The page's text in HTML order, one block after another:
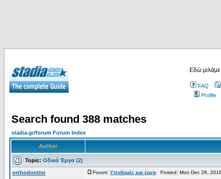
Εδώ
FAQ
Profile
Search found 388 matches
stadia.gr/forum Forum Index
Author
Topic: Οδικά Έργα (2)
orthodontist Forum: Υποδομές και έργα Posted: Mon Dec 26,